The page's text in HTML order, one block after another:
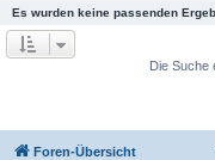
Es wurden keine passenden
Die Suche
Foren-Übersicht